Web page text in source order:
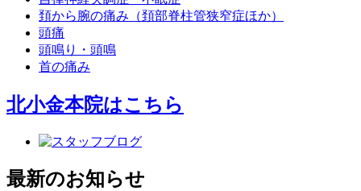
頚から腕の痛み（頚部脊柱管狭窄症ほか）
頭痛
頭鳴り・頭鳴
首の痛み
北小金本院はこちら
最新のお知らせ